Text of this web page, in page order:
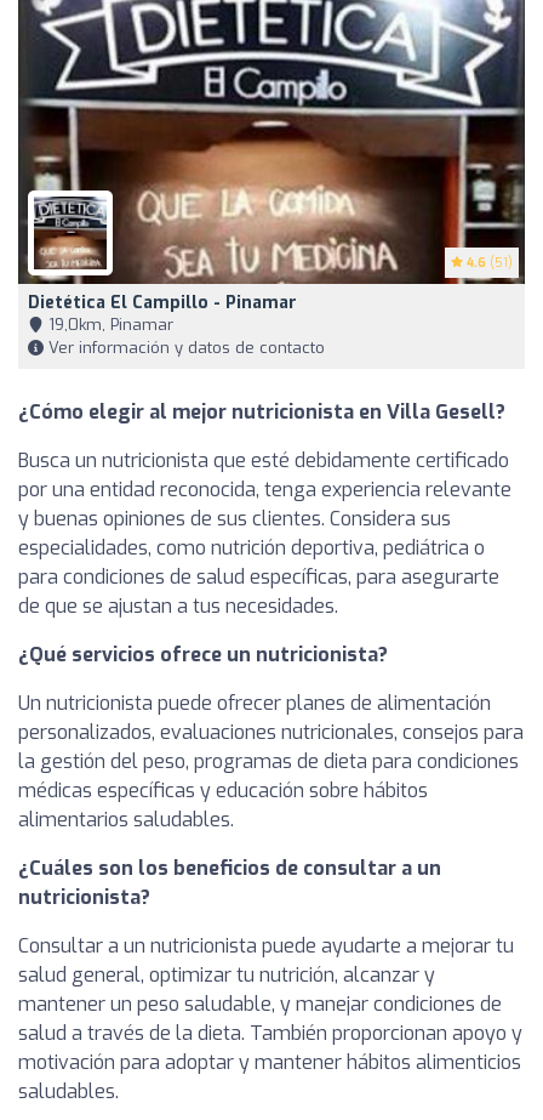
4.6 (51)
Dietética El Campillo - Pinamar
19,0km, Pinamar
Ver información y datos de contacto
¿Cómo elegir al mejor nutricionista en Villa Gesell?
Busca un nutricionista que esté debidamente certificado
por una entidad reconocida, tenga experiencia relevante
y buenas opiniones de sus clientes. Considera sus
especialidades, como nutrición deportiva, pediátrica o
para condiciones de salud específicas, para asegurarte
de que se ajustan a tus necesidades.
¿Qué servicios ofrece un nutricionista?
Un nutricionista puede ofrecer planes de alimentación
personalizados, evaluaciones nutricionales, consejos para
la gestión del peso, programas de dieta para condiciones
médicas específicas y educación sobre hábitos
alimentarios saludables.
¿Cuáles son los beneficios de consultar a un
nutricionista?
Consultar a un nutricionista puede ayudarte a mejorar tu
salud general, optimizar tu nutrición, alcanzar y
mantener un peso saludable, y manejar condiciones de
salud a través de la dieta. También proporcionan apoyo y
motivación para adoptar y mantener hábitos alimenticios
saludables.